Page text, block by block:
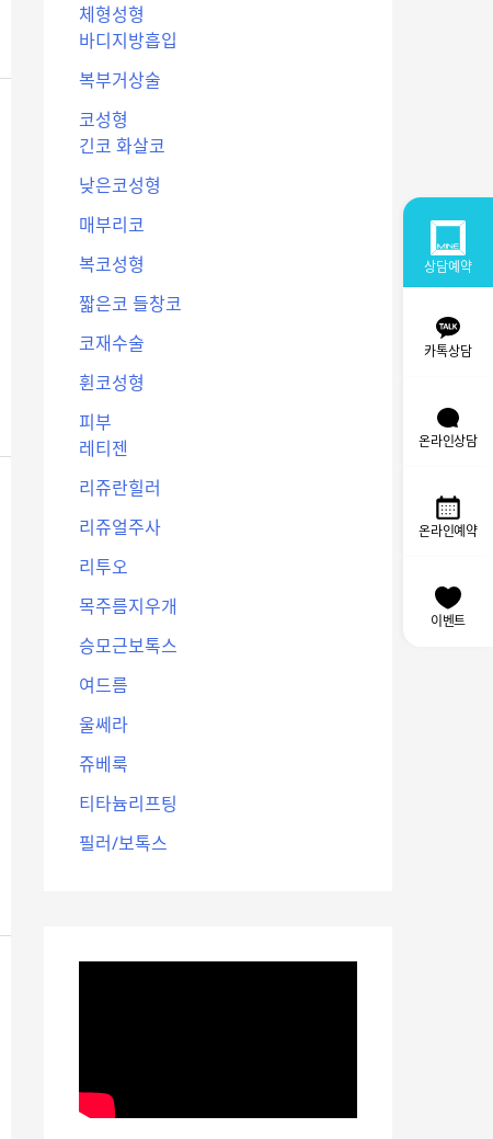
상담예약
카톡상담
온라인상담
온라인예약
이벤트
체형성형
바디지방흡입
복부거상술
코성형
긴코 화살코
낮은코성형
매부리코
복코성형
짧은코 들창코
코재수술
휜코성형
피부
레티젠
리쥬란힐러
리쥬얼주사
리투오
목주름지우개
승모근보톡스
여드름
울쎄라
쥬베룩
티타늄리프팅
필러/보톡스